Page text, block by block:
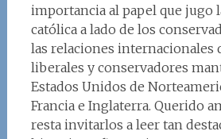
importancia al papel que jugo
católica a lado de los
las relaciones internacionales
liberales y conservadores
Estados Unidos de
Francia e Inglaterra. Querido
resta invitarlos a leer tan